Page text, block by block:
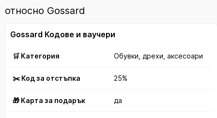
относно Gossard
Gossard Кодове и ваучери
🛒 Категория Обувки, дрехи, аксесоари
✂️ Код за отстъпка 25%
🎁 Карта за подарък да